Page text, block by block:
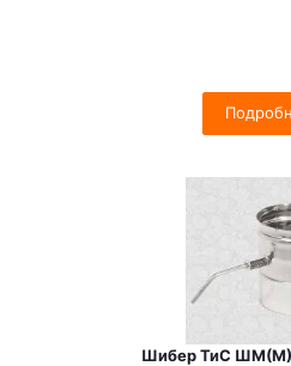
Шибер ТиС